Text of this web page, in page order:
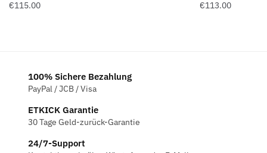
€115.00 €113.00
100% Sichere Bezahlung
PayPal / JCB / Visa
ETKICK Garantie
30 Tage Geld-zurück-Garantie
24/7-Support